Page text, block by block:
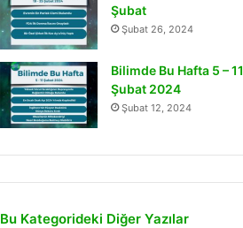
Şubat
Şubat 26, 2024
Bilimde Bu Hafta 5 – 11
Şubat 2024
Şubat 12, 2024
Bu Kategorideki Diğer Yazılar